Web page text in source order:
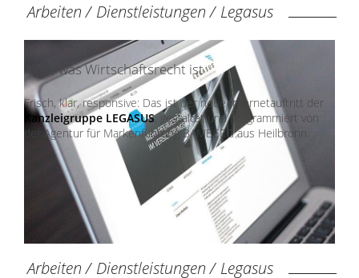
Alles, was Wirtschaftsrecht ist
Frisch, klar, responsive: Das ist der neue Internetauftritt der
Kanzleigruppe LEGASUS, gestaltet und programmiert von
der Agentur für Markenführung BAMBERG aus Heilbronn.
Arbeiten/ Dienstleistungen/ Legasus
Arbeiten/ Dienstleistungen/ Legasus